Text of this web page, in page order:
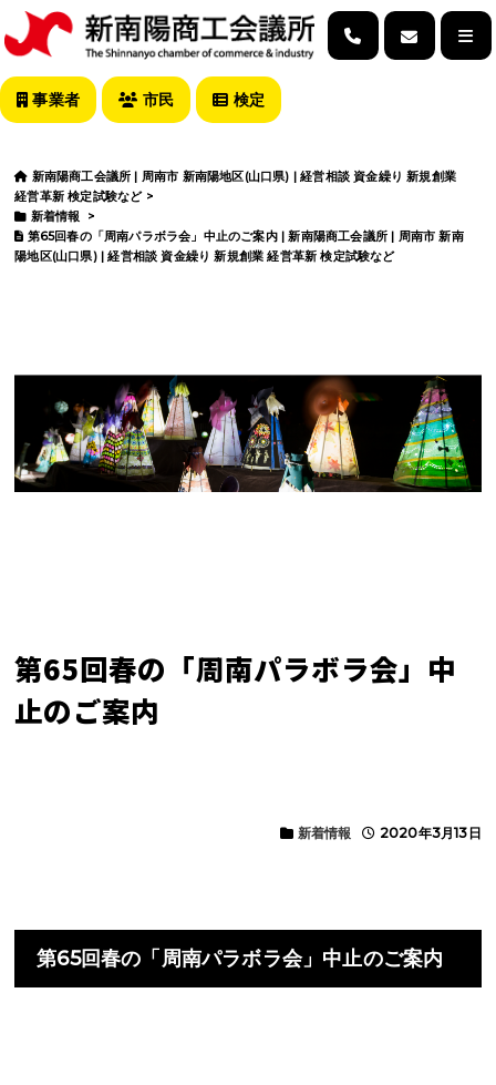
事業者 市民 検定
新南陽商工会議所 | 周南市 新南陽地区(山口県) | 経営相談 資金繰り 新規創業
経営革新 検定試験など>
新着情報
>
第65回春の「周南パラボラ会」中止のご案内 | 新南陽商工会議所 | 周南市 新南
陽地区(山口県) | 経営相談 資金繰り 新規創業 経営革新 検定試験など
第65回春の「周南パラボラ会」中
止のご案内
2020年3月13日
新着情報
第65回春の「周南パラボラ会」中止のご案内